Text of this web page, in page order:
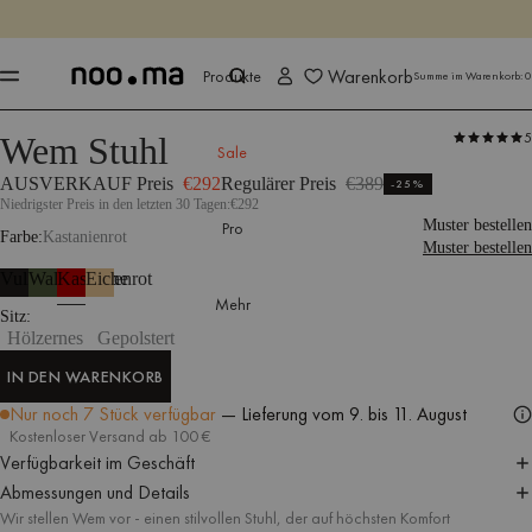
Jetzt shoppen
Produkte
Sale
Pro
Mehr
WarenkorbSumme im Warenkorb:0
Produkte Alle Möbel Sitzplätze
Wem Stuhl 5
AUSVERKAUF Preis €292Regulärer Preis €389 -25%
Niedrigster Preis in den letzten 30 Tagen:€292
Farbe Kastanienrot
Muster bestellen
Muster bestellen
Vulkanschwarz
Waldgrün
Kastanienrot
Eiche
Holzsitz
Sitz
Hölzernes Gepolstert
IN DEN WARENKORB
Nur noch 7 Stück verfügbar — Lieferung vom 9. bis 11. August
Kostenloser Versand ab 100 €
Verfügbarkeit im Geschäft
Abmessungen und Details
Wir stellen Wem vor - einen stilvollen Stuhl, der auf höchsten Komfort